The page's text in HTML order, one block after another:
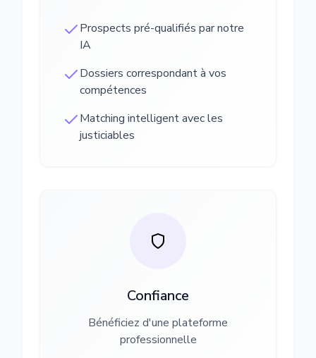
Prospects pré-qualifiés par notre
IA
Dossiers correspondant à vos
compétences
Matching intelligent avec les
justiciables
Confiance
Bénéficiez d'une plateforme
professionnelle